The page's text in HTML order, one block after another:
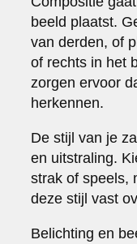
beeld plaatst.
van derden, of
of rechts in het
zorgen ervoor
herkennen.
De stijl van je
en uitstraling.
strak of speels,
deze stijl vast
Belichting en